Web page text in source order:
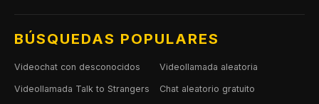
BÚSQUEDAS POPULARES
Videochat con desconocidos Videollamada aleatoria
Videollamada Talk to Strangers Chat aleatorio gratuito